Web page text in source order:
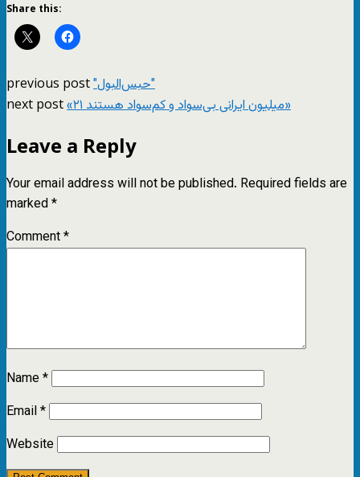
Share this:
previous post "حبس‌البول"
next post «۲۱ میلیون ایرانی بی‌سواد و کم‌سواد هستند»
Leave a Reply
Your email address will not be published. Required fields are
marked*
Comment*
Name*
Email*
Website